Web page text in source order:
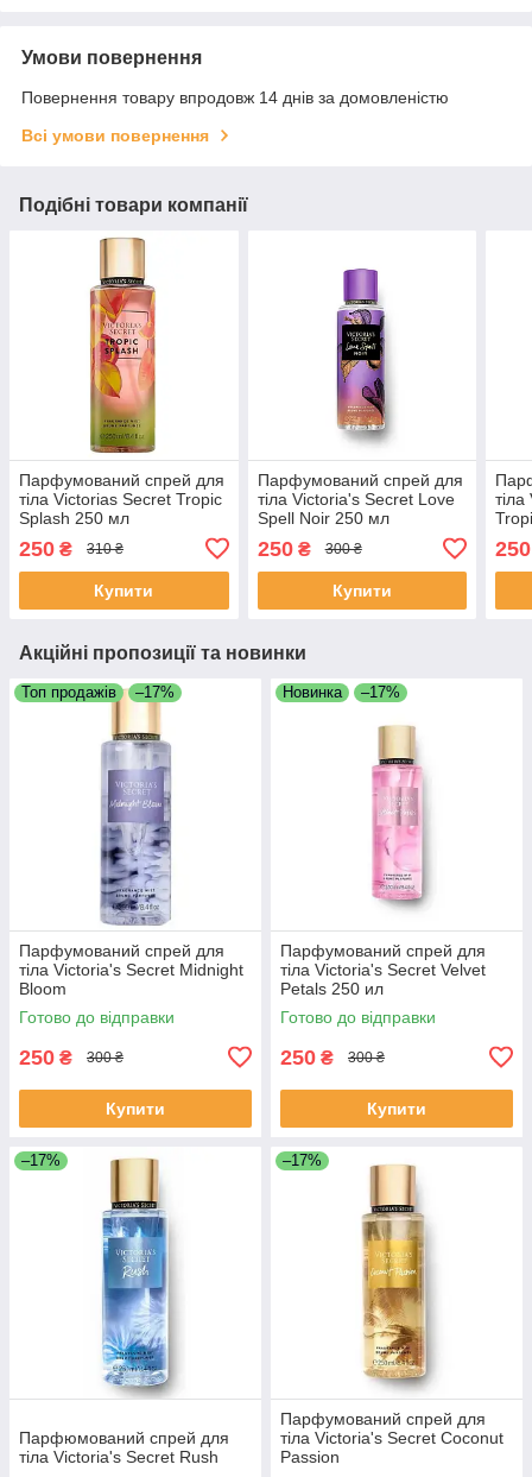
Умови повернення
Повернення товару впродовж 14 днів за домовленістю
Всі умови повернення
Подібні товари компанії
Парфумований спрей для
тіла Victorias Secret Tropic
Splash 250 мл
250 ₴ 310 ₴
Купити
Парфумований спрей для
тіла Victoria's Secret Love
Spell Noir 250 мл
250₴ 300 ₴
Купити
250
Акційні пропозиції та новинки
Топ продажів –17%
Парфумований спрей для
тіла Victoria's Secret Midnight
Bloom
Готово до відправки
250 ₴ 300 ₴
Купити
Новинка –17%
Парфумований спрей для
тіла Victoria's Secret Velvet
Petals 250 ил
Готово до відправки
250 ₴ 300 ₴
Купити
–17%
Парфюмований спрей для
тіла Victoria's Secret Rush
–17%
Парфумований спрей для
тіла Victoria's Secret Coconut
Passion